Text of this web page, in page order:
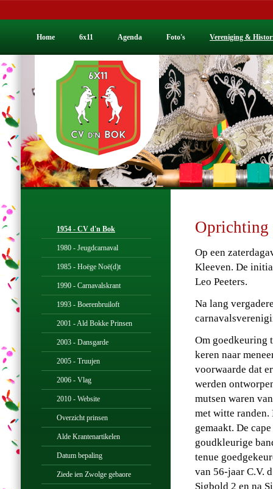
Home 6x11 Agenda Foto's Vereniging &
1954 - CV d'n Bok
1980 - Jeugdcarnaval
1985 - Hoëge Noë(d)t
1990 - Carnavalskrant
1993 - Boerenbruiloft
2001 - Ald Bokke Prinsen
2003 - Dansgarde
2005 - Truujen
2006 - Vlag
2010 - Website
Overzicht prinsen
Alde Krantenartikelen
Datum bepaling
Ziede ien Zwolge gebaore
Oprichting
Op een
Kleeven. De
Leo Peeters.
Na lang
Om goedkeuring
keren naar
voorwaarde dat
werden
mutsen waren
met witte randen.
gemaakt. De
goudkleurige
tenue
van 56-jaar C.V.
Sigbold 2 en na